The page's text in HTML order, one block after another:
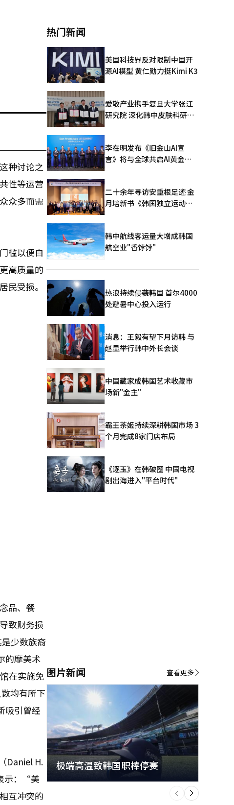
种讨论之
性等运营
众多而需
槛以便自
高质量的
民受损。
品、餐
致财务损
少数族裔
的摩美术
在实施免
均有所下
吸引曾经
Daniel H.
示：“美
互冲突的
热门新闻
美国科技界反对限制中国开
源AI模型 黄仁勋力挺Kimi K3
爱敬产业携手复旦大学张江
研究院 深化韩中皮肤科研合
李在明发布《旧金山AI宣
言》将与全球共启AI黄金时
二十余年寻访安重根足迹 金
月培新书《韩国独立运动圣
韩中航线客运量大增成韩国
航空业"香饽饽"
热浪持续侵袭韩国 首尔4000
处避暑中心投入运行
消息：王毅有望下月访韩 与
赵显举行韩中外长会谈
中国藏家成韩国艺术收藏市
场新"金主"
霸王茶姬持续深耕韩国市场 3
个月完成8家门店布局
《逐玉》在韩破圈 中国电视
剧出海进入"平台时代"
图片新闻
极端高温致韩国职棒停赛
下
一
个
查看更多